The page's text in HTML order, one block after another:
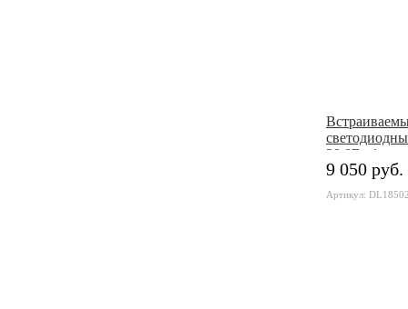
28,8Вт 1м
9 050 руб.
Артикул: